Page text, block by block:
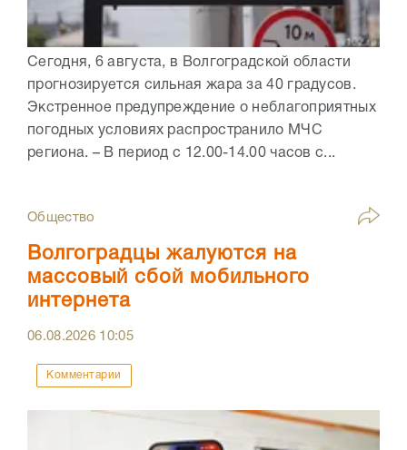
Сегодня, 6 августа, в Волгоградской области
прогнозируется сильная жара за 40 градусов.
Экстренное предупреждение о неблагоприятных
погодных условиях распространило МЧС
региона. – В период с 12.00-14.00 часов с...
Общество
Волгоградцы жалуются на
массовый сбой мобильного
интернета
06.08.2026 10:05
Комментарии